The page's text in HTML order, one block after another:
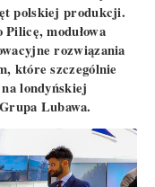
polskiej produkcji.
modułowa
rozwiązania
które szczególnie
londyńskiej
Lubawa.